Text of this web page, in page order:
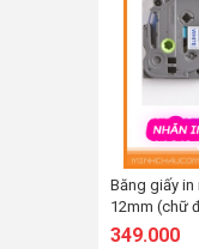
Băng giấy in
12mm (chữ
349.000